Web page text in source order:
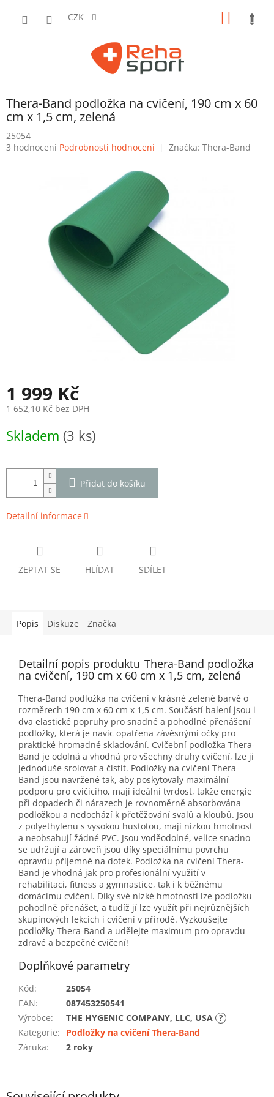
CZK
Thera-Band podložka na cvičení, 190 cm x 60
cm x 1,5 cm, zelená
25054
Průměrné
3 hodnocení Podrobnosti hodnocení Značka: Thera-Band
1 999 Kč
1 652,10 Kč bez DPH
cena:
Skladem (3 ks)
Přidat do košíku
Detailní informace
ZEPTAT SE HLÍDAT SDÍLET
Popis Diskuze Značka
Detailní popis produktu Thera-Band podložka
na cvičení, 190 cm x 60 cm x 1,5 cm, zelená
Thera-Band podložka na cvičení v krásné zelené barvě o
rozměrech 190 cm x 60 cm x 1,5 cm. Součástí balení jsou i
dva elastické popruhy pro snadné a pohodlné přenášení
podložky, která je navíc opatřena závěsnými očky pro
praktické hromadné skladování. Cvičební podložka Thera-
Band je odolná a vhodná pro všechny druhy cvičení, lze ji
jednoduše srolovat a čistit. Podložky na cvičení Thera-
Band jsou navržené tak, aby poskytovaly maximální
podporu pro cvičícího, mají ideální tvrdost, takže energie
při dopadech či nárazech je rovnoměrně absorbována
podložkou a nedochází k přetěžování svalů a kloubů. Jsou
z polyethylenu s vysokou hustotou, mají nízkou hmotnost
a neobsahují žádné PVC. Jsou voděodolné, velice snadno
se udržují a zároveň jsou díky speciálnímu povrchu
opravdu příjemné na dotek. Podložka na cvičení Thera-
Band je vhodná jak pro profesionální využití v
rehabilitaci, fitness a gymnastice, tak i k běžnému
domácímu cvičení. Díky své nízké hmotnosti lze podložku
pohodlně přenášet, a tudíž jí lze využít při nejrůznějších
skupinových lekcích i cvičení v přírodě. Vyzkoušejte
podložky Thera-Band a udělejte maximum pro opravdu
zdravé a bezpečné cvičení!
Doplňkové parametry
Kód:
25054
EAN:
087453250541
Výrobce: THE HYGENIC COMPANY, LLC, USA ?
Kategorie:
Podložky na cvičení Thera-Band
Záruka: 2 roky